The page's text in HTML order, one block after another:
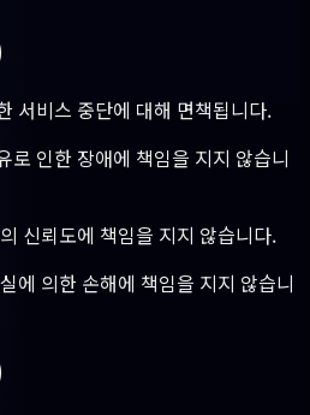
서비스 중단에 대해 면책됩니다.
인한 장애에 책임을 지지 않습니
신뢰도에 책임을 지지 않습니다.
에 의한 손해에 책임을 지지 않습니